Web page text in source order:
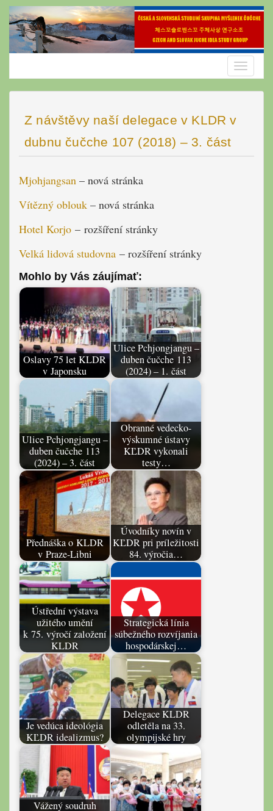
Skip
content
Toggle
Z návštěvy naší delegace v KLDR v
dubnu čučche 107 (2018) – 3. část
Mjohjangsan – nová stránka
Vítězný oblouk – nová stránka
Hotel Korjo – rozšíření stránky
Velká lidová studovna – rozšíření stránky
Mohlo by Vás záujímať:
Oslavy 75 let KLDR
v Japonsku
Ulice Pchjongjangu –
duben čučche 113
(2024) – 1. část
Ulice Pchjongjangu –
duben čučche 113
(2024) – 3. část
Obranné vedecko-
výskumné ústavy
KĽDR vykonali
testy…
Přednáška o KLDR
v Praze-Libni
Úvodníky novín v
KĽDR pri príležitosti
84. výročia…
Ústřední výstava
užitého umění
k 75. výročí založení
KLDR
Strategická línia
súbežného rozvíjania
hospodárskej…
Je vedúca ideológia
KĽDR idealizmus?
Delegace KLDR
odletěla na 33.
olympijské hry
Vážený soudruh